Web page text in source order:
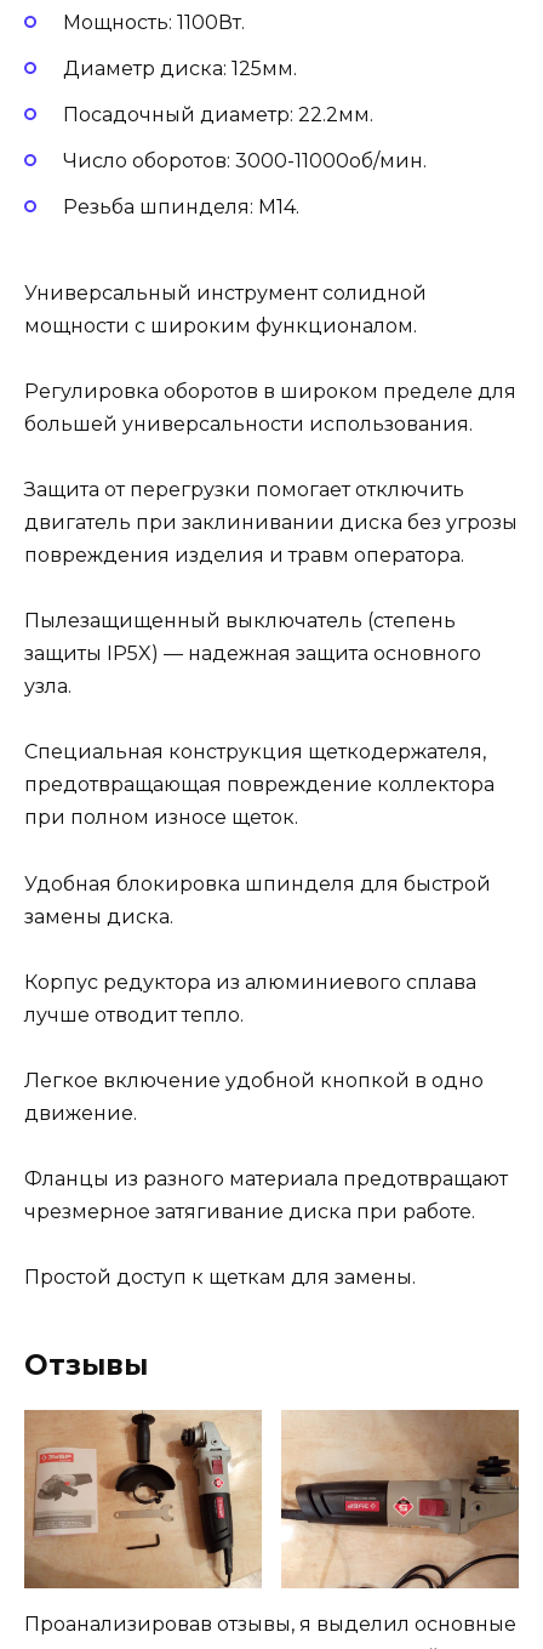
Мощность: 1100Вт.
Диаметр диска: 125мм.
Посадочный диаметр: 22.2мм.
Число оборотов: 3000-11000об/мин.
Резьба шпинделя: М14.
Универсальный инструмент солидной
мощности с широким функционалом.
Регулировка оборотов в широком пределе для
большей универсальности использования.
Защита от перегрузки помогает отключить
двигатель при заклинивании диска без угрозы
повреждения изделия и травм оператора.
Пылезащищенный выключатель (степень
защиты IP5X) — надежная защита основного
узла.
Специальная конструкция щеткодержателя,
предотвращающая повреждение коллектора
при полном износе щеток.
Удобная блокировка шпинделя для быстрой
замены диска.
Корпус редуктора из алюминиевого сплава
лучше отводит тепло.
Легкое включение удобной кнопкой в одно
движение.
Фланцы из разного материала предотвращают
чрезмерное затягивание диска при работе.
Простой доступ к щеткам для замены.
Отзывы
Проанализировав отзывы, я выделил основные